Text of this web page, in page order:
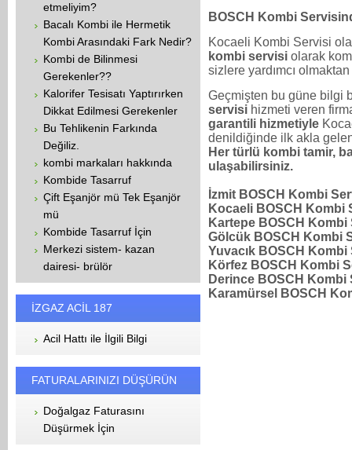
etmeliyim?
Bacalı Kombi ile Hermetik
Kombi Arasındaki Fark Nedir?
Kombi de Bilinmesi
Gerekenler??
Kalorifer Tesisatı Yaptırırken
Dikkat Edilmesi Gerekenler
Bu Tehlikenin Farkında
Değiliz.
kombi markaları hakkında
Kombide Tasarruf
Çift Eşanjör mü Tek Eşanjör
mü
Kombide Tasarruf İçin
Merkezi sistem- kazan
dairesi- brülör
İZGAZ ACİL 187
Acil Hattı ile İlgili Bilgi
FATURALARINIZI DÜŞÜRÜN
Doğalgaz Faturasını
Düşürmek İçin
BOSCH Kombi
Kocaeli Kombi Servisi
kombi servisi olarak
sizlere yardımcı
Geçmişten bu güne bilgi
servisi hizmeti veren
garantili hizmetiyle
denildiğinde ilk akla
Her türlü kombi tamir,
ulaşabilirsiniz.
İzmit BOSCH Kombi
Kocaeli BOSCH Kombi
Kartepe BOSCH Kombi
Gölcük BOSCH Kombi
Yuvacık BOSCH Kombi
Körfez BOSCH Kombi
Derince BOSCH Kombi
Karamürsel BOSCH